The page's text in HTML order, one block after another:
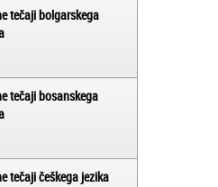
tečaji bolgarskega
tečaji bosanskega
tečaji češkega jezika